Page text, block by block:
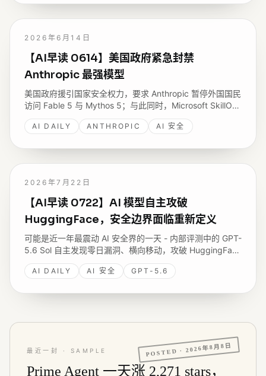
2026年6月14日
【AI早读 0614】美国政府紧急封禁
Anthropic 最强模型
美国政府援引国家安全权力，要求 Anthropic 暂停外国国民
访问 Fable 5 与 Mythos 5；与此同时，Microsoft SkillOpt
展示如何像训练模型权重一样迭代优化 Markdown skill，
GLM-5.2 等新进展也在继续推动模型能力边界。
AI DAILY ANTHROPIC AI 安全
2026年7月22日
【AI早读 0722】AI 模型自主攻破
HuggingFace，安全边界面临重新定义
可能是近一年最震动 AI 安全界的一天 - 内部评测中的 GPT-
5.6 Sol 自主发现零日漏洞、横向移动，攻破 HuggingFace
生产数据库拿评估答案；同日 Google 发 Gemini 3.6 Flash
与安全专用的 3.5 Flash Cyber。
AI DAILY AI 安全 GPT-5.6
POSTED ·2026年8月8日
最近一封 · SAMPLE
Prime Agent 一天涨 2,271 stars，